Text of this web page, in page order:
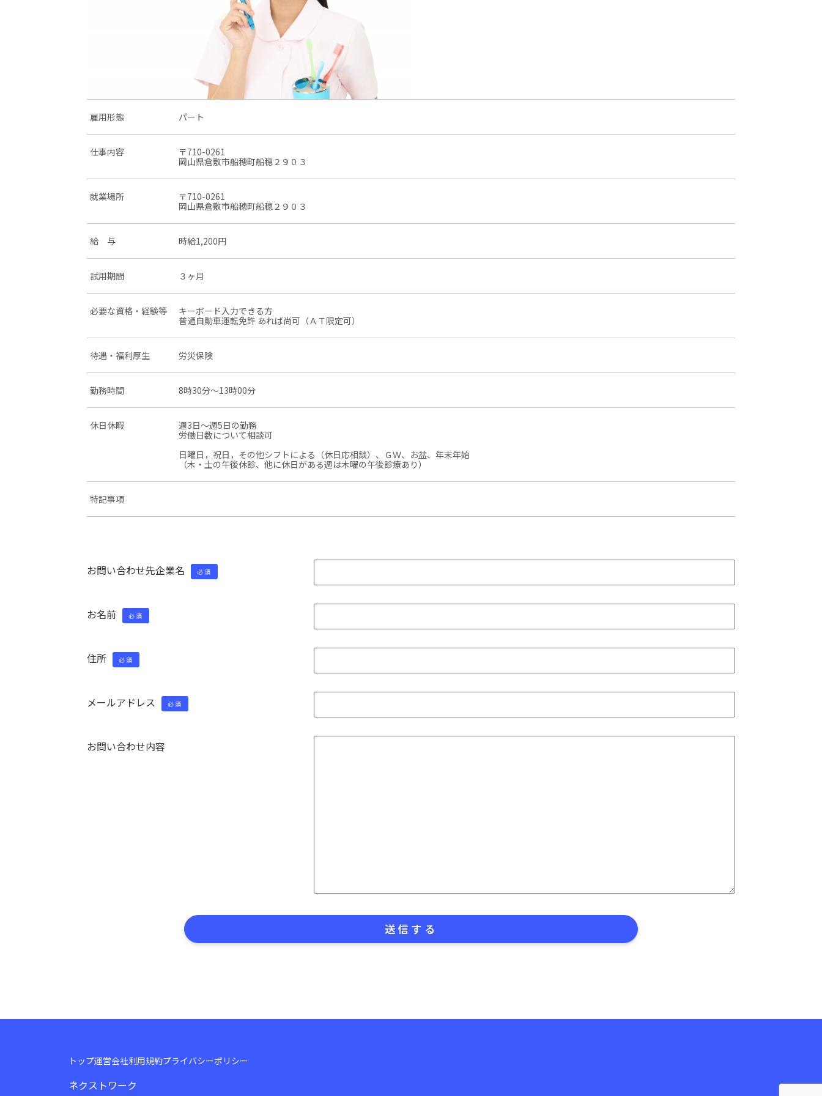
雇用形態 パート
仕事内容
〒710-0261
岡山県倉敷市船穂町船穂２９０３
就業場所
〒710-0261
岡山県倉敷市船穂町船穂２９０３
給 与 時給1,200円
試用期間 ３ヶ月
必要な資格・経験等
キーボード入力できる方
普通自動車運転免許 あれば尚可（ＡＴ限定可）
待遇・福利厚生 労災保険
勤務時間 8時30分〜13時00分
休日休暇
週3日〜週5日の勤務
労働日数について相談可
日曜日，祝日，その他シフトによる（休日応相談）、ＧＷ、お盆、年末年始
（木・土の午後休診、他に休日がある週は木曜の午後診療あり）
特記事項
お問い合わせ先企業名 必須
お名前 必須
住所 必須
メールアドレス 必須
お問い合わせ内容
トップ運営会社利用規約プライバシーポリシー
ネクストワーク